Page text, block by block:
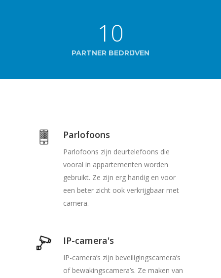
10
PARTNER BEDRIJVEN
Parlofoons
Parlofoons zijn deurtelefoons die
vooral in appartementen worden
gebruikt. Ze zijn erg handig en voor
een beter zicht ook verkrijgbaar met
camera.
IP-camera's
IP-camera’s zijn beveiligingscamera’s
of bewakingscamera’s. Ze maken van